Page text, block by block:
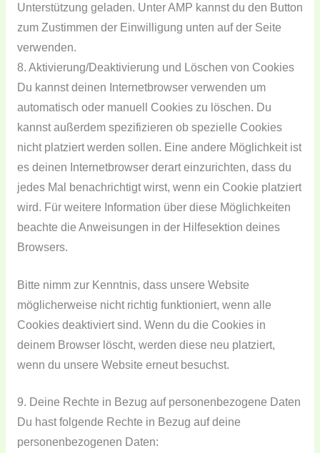
Unterstützung geladen. Unter AMP kannst du den Button
zum Zustimmen der Einwilligung unten auf der Seite
verwenden.
8. Aktivierung/Deaktivierung und Löschen von Cookies
Du kannst deinen Internetbrowser verwenden um
automatisch oder manuell Cookies zu löschen. Du
kannst außerdem spezifizieren ob spezielle Cookies
nicht platziert werden sollen. Eine andere Möglichkeit ist
es deinen Internetbrowser derart einzurichten, dass du
jedes Mal benachrichtigt wirst, wenn ein Cookie platziert
wird. Für weitere Information über diese Möglichkeiten
beachte die Anweisungen in der Hilfesektion deines
Browsers.
Bitte nimm zur Kenntnis, dass unsere Website
möglicherweise nicht richtig funktioniert, wenn alle
Cookies deaktiviert sind. Wenn du die Cookies in
deinem Browser löscht, werden diese neu platziert,
wenn du unsere Website erneut besuchst.
9. Deine Rechte in Bezug auf personenbezogene Daten
Du hast folgende Rechte in Bezug auf deine
personenbezogenen Daten: